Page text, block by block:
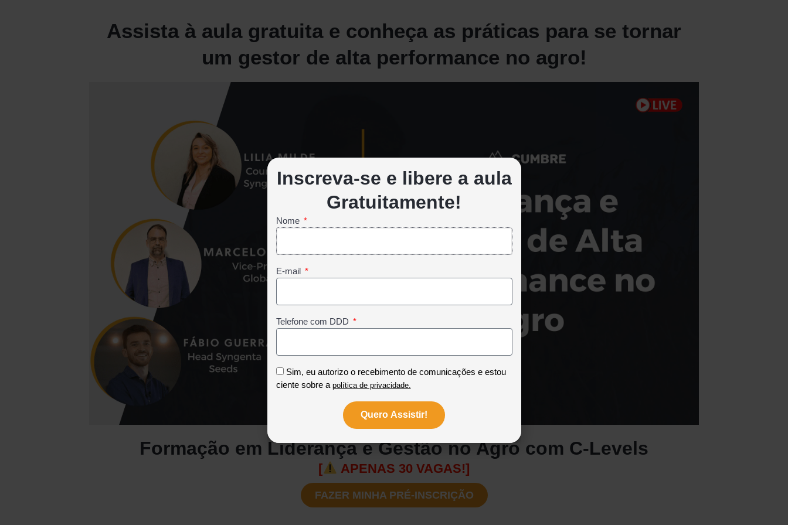
Assista à aula gratuita e conheça as práticas para se tornar
um gestor de alta performance no agro!
gerentes
Formação em Liderança e Gestão no Agro com C-Levels
[ APENAS 30 VAGAS!]
FAZER MINHA PRÉ-INSCRIÇÃO
Inscreva-se e libere a aula
Gratuitamente!
Nome
E-mail
Telefone com DDD
Sim, eu autorizo o recebimento de comunicações e estou
ciente sobre a política de privacidade.
Quero Assistir!